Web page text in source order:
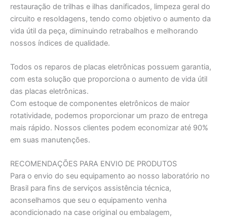
restauração de trilhas e ilhas danificados, limpeza geral do
circuito e resoldagens, tendo como objetivo o aumento da
vida útil da peça, diminuindo retrabalhos e melhorando
nossos índices de qualidade.
Todos os reparos de placas eletrônicas possuem garantia,
com esta solução que proporciona o aumento de vida útil
das placas eletrônicas.
Com estoque de componentes eletrônicos de maior
rotatividade, podemos proporcionar um prazo de entrega
mais rápido. Nossos clientes podem economizar até 90%
em suas manutenções.
RECOMENDAÇÕES PARA ENVIO DE PRODUTOS
Para o envio do seu equipamento ao nosso laboratório no
Brasil para fins de serviços assistência técnica,
aconselhamos que seu o equipamento venha
acondicionado na case original ou embalagem,